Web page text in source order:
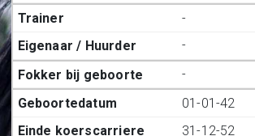
-
-
-
01-01-42
31-12-52